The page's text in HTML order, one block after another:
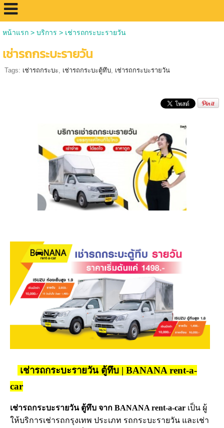
หน้าแรก> บริการ > เช่ารถกระบะรายวัน
เช่ารถกระบะรายวัน
Tags: เช่ารถกระบะ, เช่ารถกระบะตู้ทึบ, เช่ารถกระบะรายวัน
เช่ารถกระบะรายวัน ตู้ทึบ | BANANA rent-a-
car
เช่ารถกระบะรายวัน ตู้ทึบ จาก BANANA rent-a-car เป็น ผู้
ให้บริการเช่ารถกรุงเทพ ประเภท รถกระบะรายวัน และเช่า